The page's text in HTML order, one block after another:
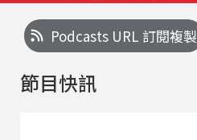
Podcasts URL 訂閱複製
節目快訊